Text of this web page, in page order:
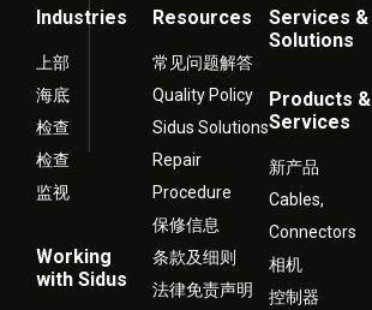
Industries
上部
海底
检查
检查
监视
Working
with Sidus
Resources
常见问题解答
Quality Policy
Sidus Solutions
Repair
Procedure
保修信息
条款及细则
法律免责声明
Services &
Solutions
Products &
Services
新产品
Cables,
Connectors
相机
控制器